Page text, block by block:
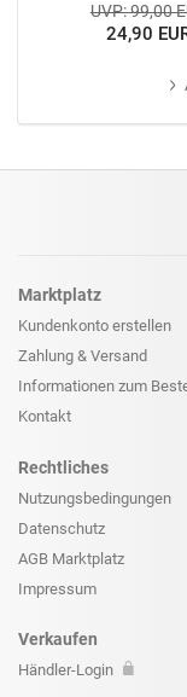
UVP: 99,00
24,90
Marktplatz
Kundenkonto erstellen
Zahlung & Versand
Informationen zum
Kontakt
Rechtliches
Nutzungsbedingungen
Datenschutz
AGB Marktplatz
Impressum
Verkaufen
Händler-Login